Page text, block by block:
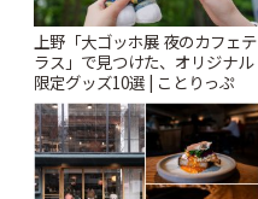
上野「大ゴッホ展 夜のカフェテ
ラス」で見つけた、オリジナル
限定グッズ10選 | ことりっぷ